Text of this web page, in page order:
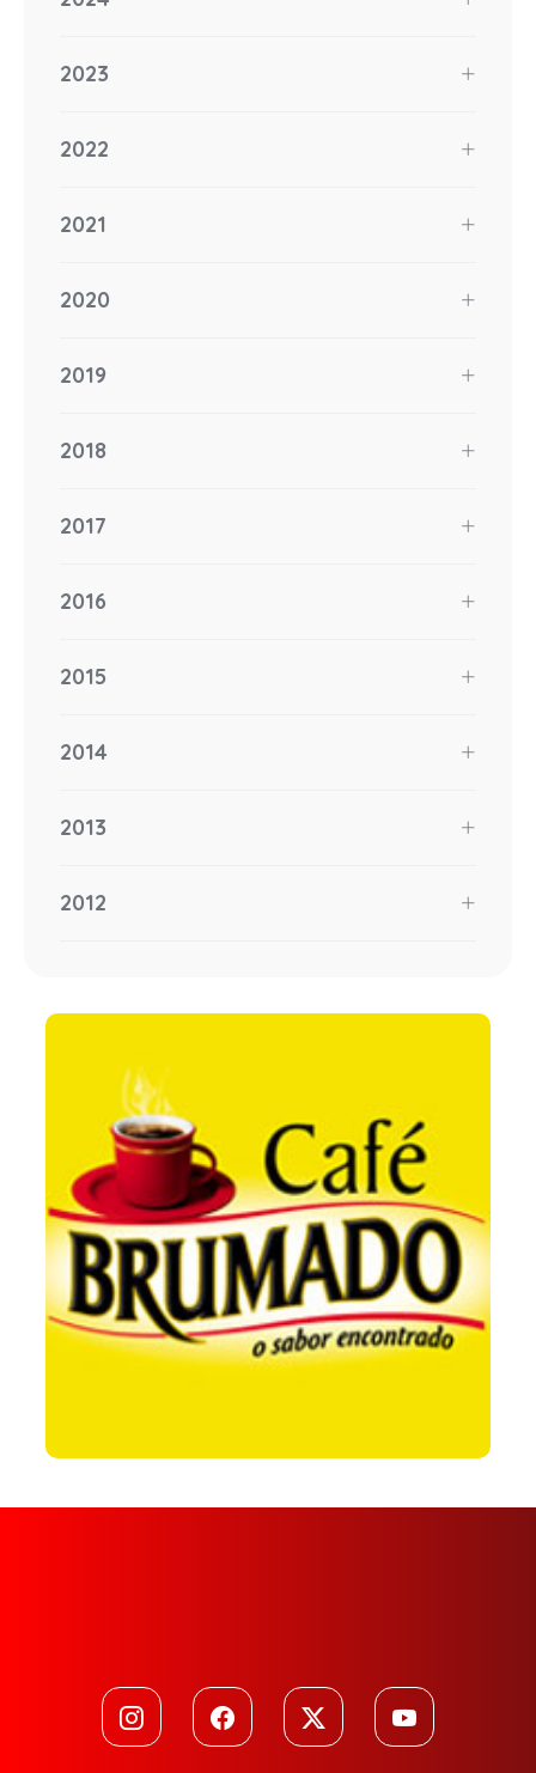
2023
2022
2021
2020
2019
2018
2017
2016
2015
2014
2013
2012